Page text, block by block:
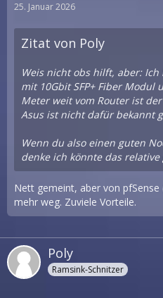
25. Januar 2026
Zitat von Poly
Weis nicht obs hilft, aber: Ich
mit 10Gbit SFP+ Fiber Modul
Meter weit vom Router ist
Asus ist nicht dafür bekannt
Wenn du also einen guten
denke ich könnte das
Nett gemeint, aber von
mehr weg. Zuviele Vorteile.
Poly
Ramsink-Schnitzer